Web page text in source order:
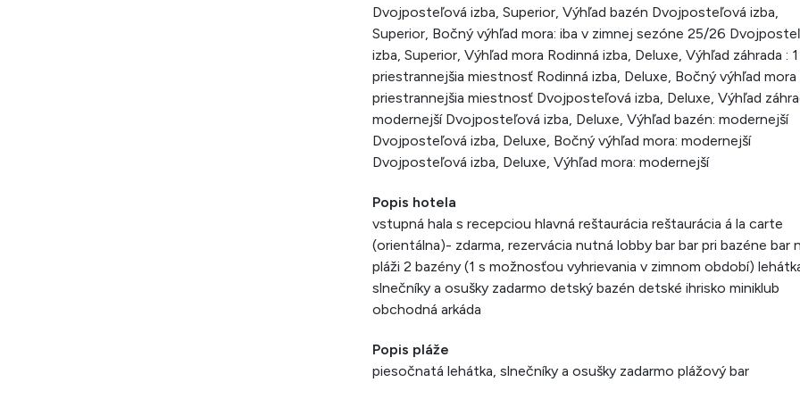
Dvojposteľová izba, Superior, Výhľad bazén Dvojposteľová izba,
Superior, Bočný výhľad mora: iba v zimnej sezóne 25/26
izba, Superior, Výhľad mora Rodinná izba, Deluxe, Výhľad záhrada : 1
priestrannejšia miestnosť Rodinná izba, Deluxe, Bočný výhľad mora
priestrannejšia miestnosť Dvojposteľová izba, Deluxe, Výhľad
modernejší Dvojposteľová izba, Deluxe, Výhľad bazén: modernejší
Dvojposteľová izba, Deluxe, Bočný výhľad mora: modernejší
Dvojposteľová izba, Deluxe, Výhľad mora: modernejší
Popis hotela
vstupná hala s recepciou hlavná reštaurácia reštaurácia á la carte
(orientálna)- zdarma, rezervácia nutná lobby bar bar pri bazéne bar
pláži 2 bazény (1 s možnosťou vyhrievania v zimnom období)
slnečníky a osušky zadarmo detský bazén detské ihrisko miniklub
obchodná arkáda
Popis pláže
piesočnatá lehátka, slnečníky a osušky zadarmo plážový bar